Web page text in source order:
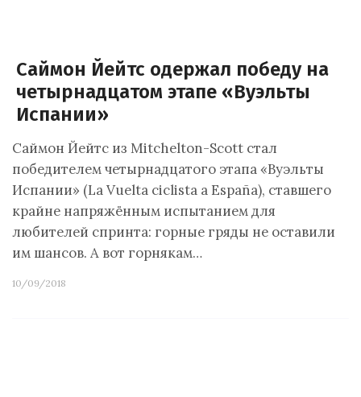
Саймон Йейтс одержал победу на
четырнадцатом этапе «Вуэльты
Испании»
Саймон Йейтс из Mitchelton-Scott стал
победителем четырнадцатого этапа «Вуэльты
Испании» (La Vuelta ciclista a España), ставшего
крайне напряжённым испытанием для
любителей спринта: горные гряды не оставили
им шансов. А вот горнякам…
10/09/2018